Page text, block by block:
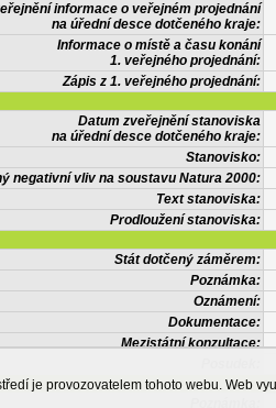
informace o veřejném projednání
na úřední desce dotčeného kraje:
Informace o místě a času konání
1. veřejného projednání:
Zápis z 1. veřejného projednání:
Datum zveřejnění stanoviska
na úřední desce dotčeného kraje:
Stanovisko:
negativní vliv na soustavu Natura 2000:
Text stanoviska:
Prodloužení stanoviska:
Stát dotčený záměrem:
Poznámka:
Oznámení:
Dokumentace:
Mezistátní konzultace:
je provozovatelem tohoto webu. Web